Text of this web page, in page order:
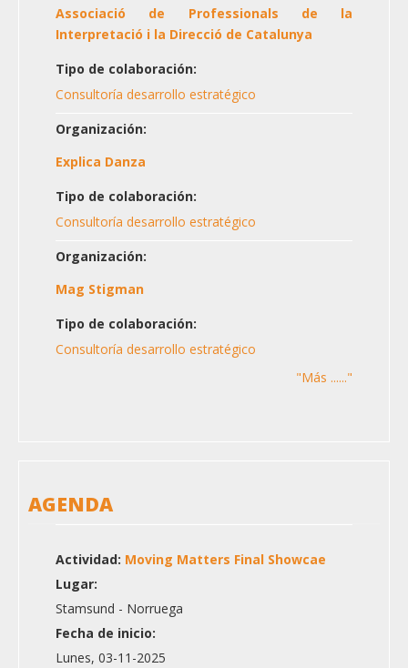
Associació de Professionals de la
Interpretació i la Direcció de Catalunya
Tipo de colaboración:
Consultoría desarrollo estratégico
Organización:
Explica Danza
Tipo de colaboración:
Consultoría desarrollo estratégico
Organización:
Mag Stigman
Tipo de colaboración:
Consultoría desarrollo estratégico
"Más ......"
AGENDA
Actividad: Moving Matters Final Showcae
Lugar:
Stamsund - Norruega
Fecha de inicio:
Lunes, 03-11-2025